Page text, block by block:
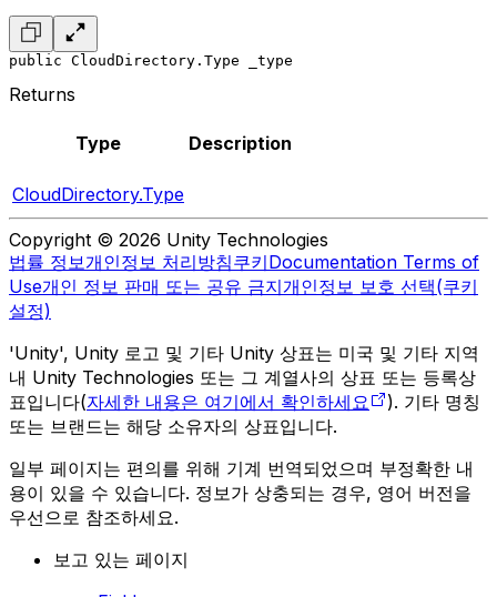
public CloudDirectory.Type _type
Returns
Type Description
CloudDirectory.Type
Copyright © 2026 Unity Technologies
법률 정보개인정보 처리방침쿠키Documentation Terms of
Use개인 정보 판매 또는 공유 금지개인정보 보호 선택(쿠키
설정)
'Unity', Unity 로고 및 기타 Unity 상표는 미국 및 기타 지역
내 Unity Technologies 또는 그 계열사의 상표 또는 등록상
표입니다(자세한 내용은 여기에서 확인하세요
). 기타 명칭
또는 브랜드는 해당 소유자의 상표입니다.
일부 페이지는 편의를 위해 기계 번역되었으며 부정확한 내
용이 있을 수 있습니다. 정보가 상충되는 경우, 영어 버전을
우선으로 참조하세요.
보고 있는 페이지